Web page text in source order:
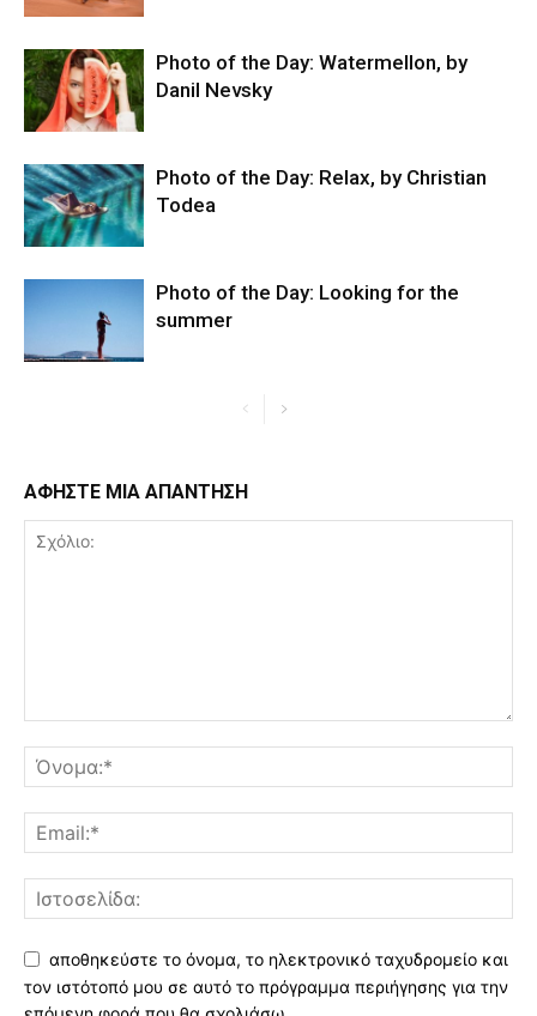
Photo of the Day: Watermellon, by
Danil Nevsky
Photo of the Day: Relax, by Christian
Todea
Photo of the Day: Looking for the
summer
ΑΦΗΣΤΕ ΜΙΑ ΑΠΑΝΤΗΣΗ
αποθηκεύστε το όνομα, το ηλεκτρονικό ταχυδρομείο και
τον ιστότοπό μου σε αυτό το πρόγραμμα περιήγησης για την